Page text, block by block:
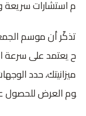
م استشارات سريعة
تذكّر أن موسم
ح يعتمد على سرعة
ميزانيتك، حدد
وم العرض للحصول